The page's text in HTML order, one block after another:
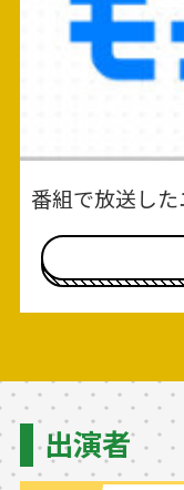
番組で放送した
出演者